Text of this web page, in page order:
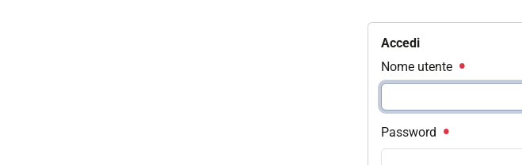
Accedi
Nome utente
Password